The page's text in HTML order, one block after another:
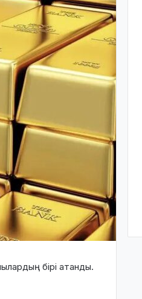
бірі атанды.